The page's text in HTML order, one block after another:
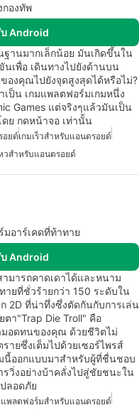
องทัพ
Android
ฐานมากเล็กน้อย มันเกิดขึ้นใน
เพื่อ เดินทางไปยังด้านบน
องคุณไปยังจุดสูงสุดได้หรือไม่?
เป็น เกมแพลตฟอร์มเกมหนึ่ง
Games แต่จริงๆแล้วมันเป็น
ดย กดหน้าจอ เท่านั้น
อยด์เกมเร็วสำหรับแอนดรอยด์
วสำหรับแอนดรอยด์
มอาร์เคดที่ท้าทาย
Android
มารถคาดเดาได้และหนาม
ยที่ชั่วร้ายกว่า 150 ระดับใน
2D ที่น่าทึ่งซึ่งตัดกันกับการเล่น
า"Trap Die Troll" คือ
อดทนของคุณ ด้วยชีวิตไม่
ยซึ่งเต็มไปด้วยเซอร์ไพรส์
นี้ออกแบบมาสำหรับผู้ที่ชื่นชอบ
วิ่งอย่างบ้าคลั่งไปสู่ชัยชนะใน
ลอดภัย
แพลตฟอร์มสำหรับแอนดรอยด์